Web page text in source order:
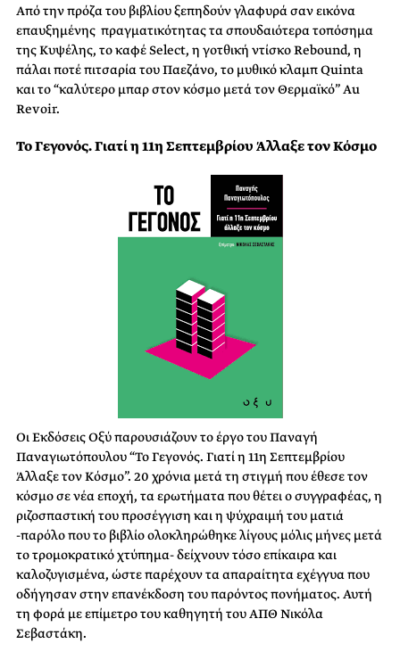
Από την πρόζα του βιβλίου ξεπηδούν γλαφυρά σαν εικόνα
επαυξημένης πραγματικότητας τα σπουδαιότερα τοπόσημα
της Κυψέλης, το καφέ Select, η γοτθική ντίσκο Rebound, η
πάλαι ποτέ πιτσαρία του Παεζάνο, το μυθικό κλαμπ Quinta
και το “καλύτερο μπαρ στον κόσμο μετά τον Θερμαϊκό” Au
Revoir.
Το Γεγονός. Γιατί η 11η Σεπτεμβρίου Άλλαξε τον Κόσμο
Οι Εκδόσεις Οξύ παρουσιάζουν το έργο του Παναγή
Παναγιωτόπουλου “Το Γεγονός. Γιατί η 11η Σεπτεμβρίου
Άλλαξε τον Κόσμο”. 20 χρόνια μετά τη στιγμή που έθεσε τον
κόσμο σε νέα εποχή, τα ερωτήματα που θέτει ο συγγραφέας, η
ριζοσπαστική του προσέγγιση και η ψύχραιμή του ματιά
-παρόλο που το βιβλίο ολοκληρώθηκε λίγους μόλις μήνες μετά
το τρομοκρατικό χτύπημα- δείχνουν τόσο επίκαιρα και
καλοζυγισμένα, ώστε παρέχουν τα απαραίτητα εχέγγυα που
οδήγησαν στην επανέκδοση του παρόντος πονήματος. Αυτή
τη φορά με επίμετρο του καθηγητή του ΑΠΘ Νικόλα
Σεβαστάκη.